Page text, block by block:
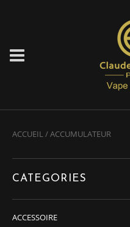
ACCUEIL/ ACCUMULATEUR
CATEGORIES
ACCESSOIRE